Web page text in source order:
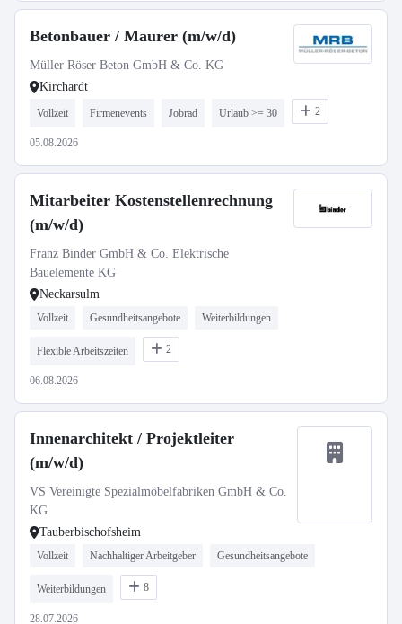
Betonbauer / Maurer (m/w/d)
Müller Röser Beton GmbH & Co. KG
Kirchardt
Vollzeit Firmenevents Jobrad Urlaub >= 30 2
05.08.2026
Mitarbeiter Kostenstellenrechnung
(m/w/d)
Franz Binder GmbH & Co. Elektrische
Bauelemente KG
Neckarsulm
Vollzeit Gesundheitsangebote Weiterbildungen
Flexible Arbeitszeiten 2
06.08.2026
Innenarchitekt / Projektleiter
(m/w/d)
VS Vereinigte Spezialmöbelfabriken GmbH & Co.
KG
Tauberbischofsheim
Vollzeit Nachhaltiger Arbeitgeber Gesundheitsangebote
Weiterbildungen 8
28.07.2026